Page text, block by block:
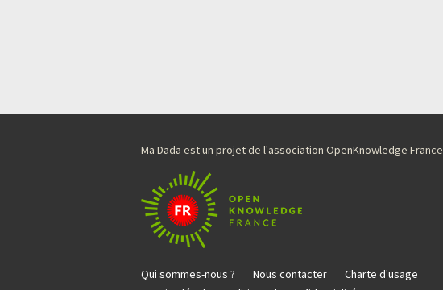
Ma Dada est un projet de l'association OpenKnowledge France
Qui sommes-nous ? Nous contacter
Charte d'usage